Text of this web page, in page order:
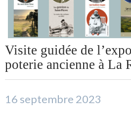
Visite guidée de
poterie ancienne à La
16 septembre 2023